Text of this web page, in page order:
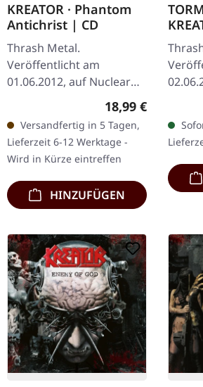
KREATOR · Phantom
Antichrist | CD
Thrash Metal.
Veröffentlicht am
01.06.2012, auf Nuclear
Blast Records. CD im
Jewelcase. Nur wenige
Bands haben es geschafft,
so unerbittlich relevant…
Regulärer Preis:
18,99 €
Versandfertig in 5 Tagen,
Lieferzeit 6-12 Werktage -
Wird in Kürze eintreffen
HINZUFÜGEN
&
CD
und
diese